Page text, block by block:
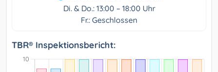
Di. & Do.: 13:00 – 18:00 Uhr
Fr.: Geschlossen
TBR® Inspektionsbericht: